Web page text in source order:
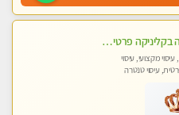
בהרצליה בקליניקה פרטית כל סוגי העיסויים מעסה מקצועית ואיכותית פרטי!!
מקצועי, עיסוי
עיסוי טנטרה